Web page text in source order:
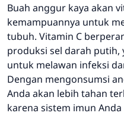
Buah anggur kaya akan
kemampuannya untuk
tubuh. Vitamin C
produksi sel darah
untuk melawan infeksi
Dengan mengonsumsi
Anda akan lebih tahan
karena sistem imun